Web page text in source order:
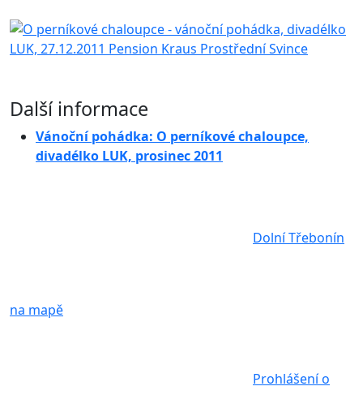
Další informace
Vánoční pohádka: O perníkové chaloupce,
divadélko LUK, prosinec 2011
Dolní Třebonín
na mapě
Prohlášení o